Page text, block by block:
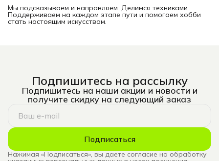
Мы подсказываем и направляем. Делимся техниками.
Поддерживаем на каждом этапе пути и помогаем хобби
стать настоящим искусством.
Подпишитесь на рассылку
Подпишитесь на наши акции и новости и
получите скидку на следующий заказ
Подписаться
Нажимая «Подписаться», вы даете согласие на обработку